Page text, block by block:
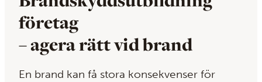
företag
– agera rätt vid brand
En brand kan få stora konsekvenser för